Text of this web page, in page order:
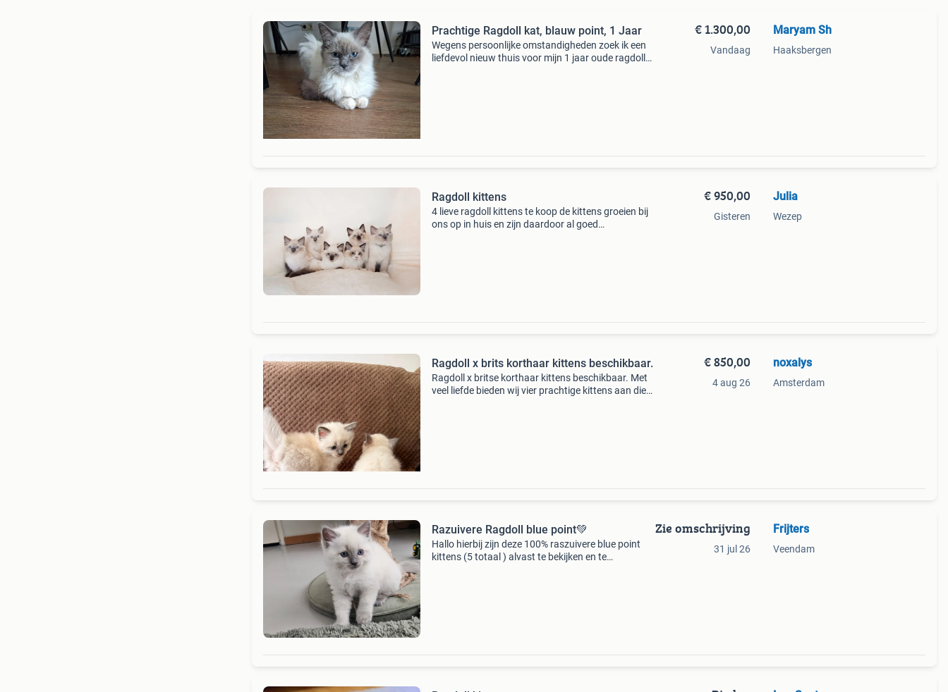
Prachtige Ragdoll kat, blauw point, 1 Jaar
Wegens persoonlijke omstandigheden zoek ik een
liefdevol nieuw thuis voor mijn 1 jaar oude ragdoll
€ 1.300,00
Vandaag
Maryam Sh
Haaksbergen
Ragdoll kittens
4 lieve ragdoll kittens te koop de kittens groeien bij
ons op in huis en zijn daardoor al goed
€ 950,00
Gisteren
Julia
Wezep
Ragdoll x brits korthaar kittens beschikbaar.
Ragdoll x britse korthaar kittens beschikbaar. Met
veel liefde bieden wij vier prachtige kittens aan die
€ 850,00
4 aug 26
noxalys
Amsterdam
Razuivere Ragdoll blue point💚
Hallo hierbij zijn deze 100% raszuivere blue point
kittens (5 totaal ) alvast te bekijken en te
Zie omschrijving
31 jul 26
Frijters
Veendam